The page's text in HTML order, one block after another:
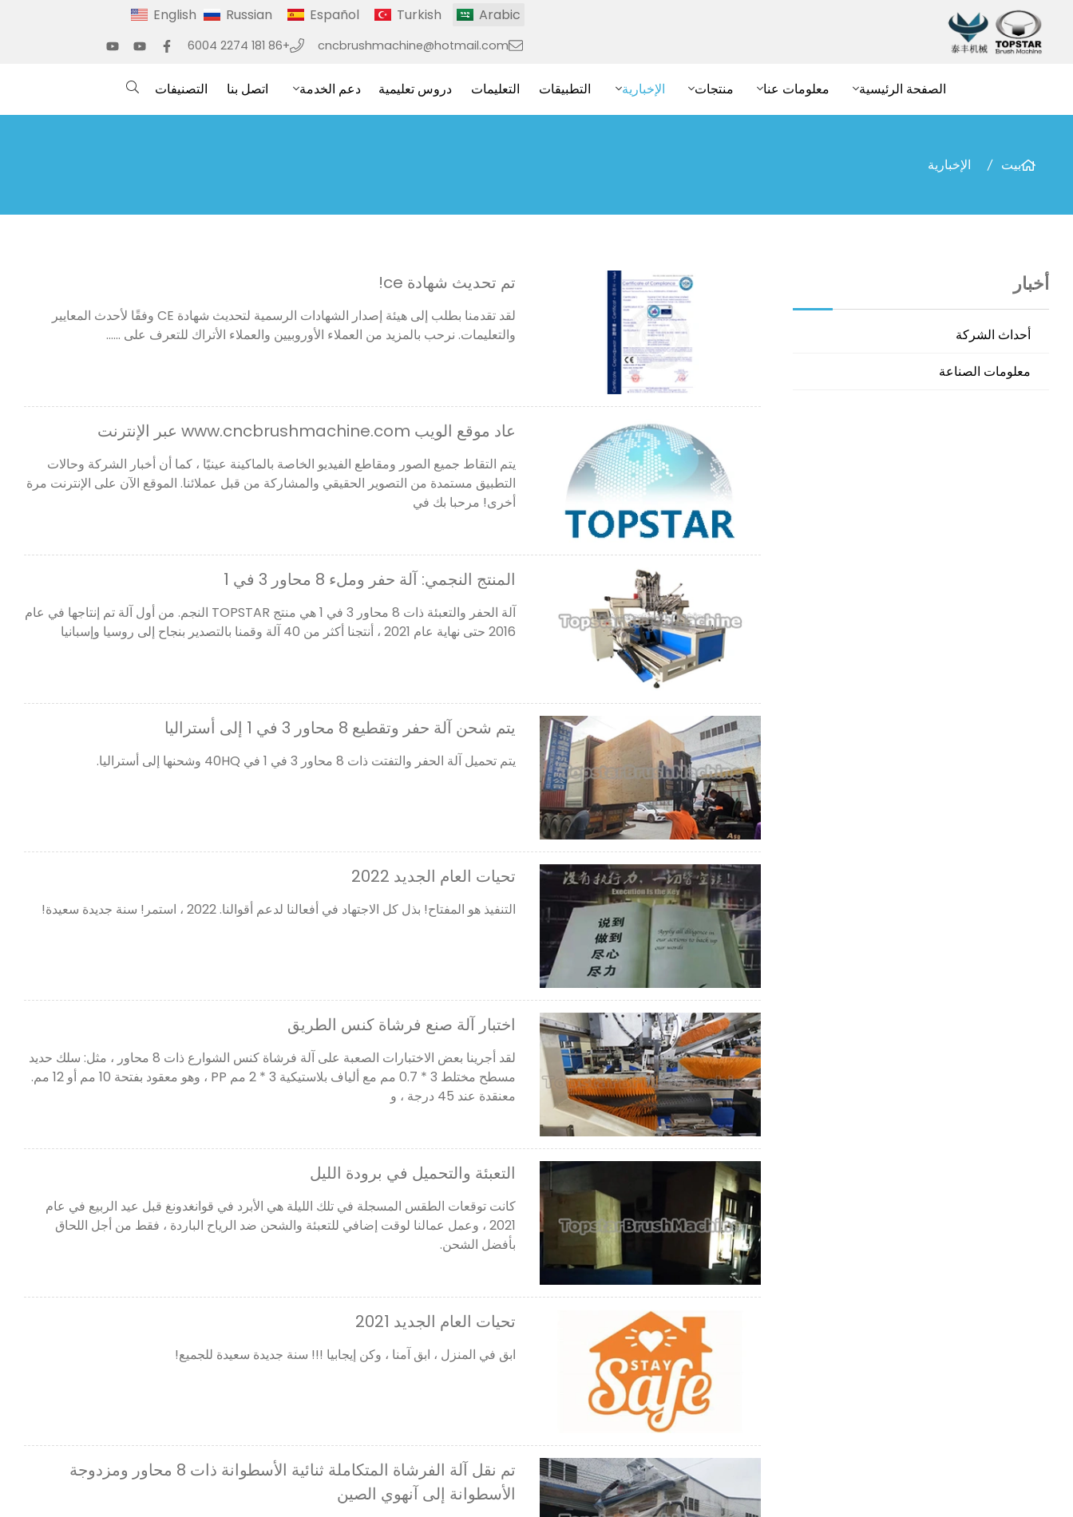
English Russian Español Turkish Arabic
cncbrushmachine@hotmail.com
+86 181 2274 6004
الصفحة الرئيسية معلومات عنا منتجات الإخبارية التطبيقات التعليمات دروس تعليمية دعم الخدمة اتصل بنا التصنيفات
بيت الإخبارية
أخبار
أحداث الشركة
معلومات الصناعة
تم تحديث شهادة ce!
لقد تقدمنا ​​بطلب إلى هيئة إصدار الشهادات الرسمية لتحديث شهادة CE وفقًا لأحدث المعايير
والتعليمات. نرحب بالمزيد من العملاء الأوروبيين والعملاء الأتراك للتعرف على ......
عاد موقع الويب www.cncbrushmachine.com عبر الإنترنت
يتم التقاط جميع الصور ومقاطع الفيديو الخاصة بالماكينة عينيًا ، كما أن أخبار الشركة وحالات
التطبيق مستمدة من التصوير الحقيقي والمشاركة من قبل عملائنا. الموقع الآن على الإنترنت مرة
أخرى! مرحبا بك في
المنتج النجمي: آلة حفر وملء 8 محاور 3 في 1
آلة الحفر والتعبئة ذات 8 محاور 3 في 1 هي منتج TOPSTAR النجم. من أول آلة تم إنتاجها في عام
2016 حتى نهاية عام 2021 ، أنتجنا أكثر من 40 آلة وقمنا بالتصدير بنجاح إلى روسيا وإسبانيا
يتم شحن آلة حفر وتقطيع 8 محاور 3 في 1 إلى أستراليا
يتم تحميل آلة الحفر والتفتت ذات 8 محاور 3 في 1 في 40HQ وشحنها إلى أستراليا.
تحيات العام الجديد 2022
التنفيذ هو المفتاح! بذل كل الاجتهاد في أفعالنا لدعم أقوالنا. 2022 ، استمر! سنة جديدة سعيدة!
اختبار آلة صنع فرشاة كنس الطريق
لقد أجرينا بعض الاختبارات الصعبة على آلة فرشاة كنس الشوارع ذات 8 محاور ، مثل: سلك حديد
مسطح مختلط 3 * 0.7 مم مع ألياف بلاستيكية 3 * 2 مم PP ، وهو معقود بفتحة 10 مم أو 12 مم.
معنقدة عند 45 درجة ، و
التعبئة والتحميل في برودة الليل
كانت توقعات الطقس المسجلة في تلك الليلة هي الأبرد في قوانغدونغ قبل عيد الربيع في عام
2021 ، وعمل عمالنا لوقت إضافي للتعبئة والشحن ضد الرياح الباردة ، فقط من أجل اللحاق
بأفضل الشحن.
تحيات العام الجديد 2021
ابق في المنزل ، ابق آمنا ، وكن إيجابيا !!! سنة جديدة سعيدة للجميع!
تم نقل آلة الفرشاة المتكاملة ثنائية الأسطوانة ذات 8 محاور ومزدوجة
الأسطوانة إلى آنهوي الصين